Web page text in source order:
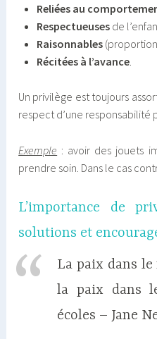
Reliées au
Respectueusesde
Raisonnables
Récitées à l’avance.
Un privilège est toujours
respect d’une responsabilité
Exemple : avoir des jouets
prendre soin. Dans le cas
L’importance de
solutions et
La paix dans
la paix dans
écoles – Jane